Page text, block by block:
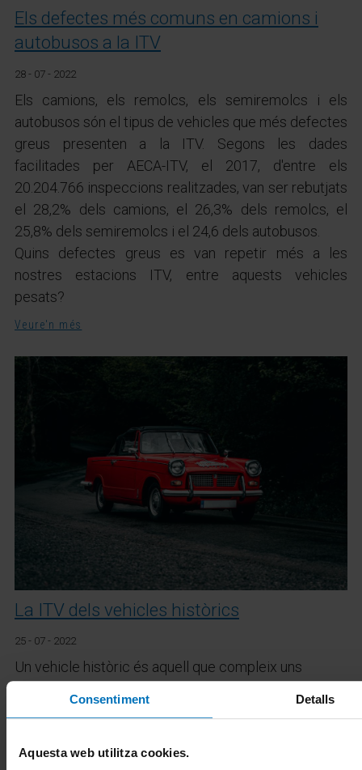
Consentiment Detalls
Aquesta web utilitza cookies.
Els defectes més comuns en camions i
autobusos a la ITV
28 - 07 - 2022
Els camions, els remolcs, els semiremolcs i els
autobusos són el tipus de vehicles que més defectes
greus presenten a la ITV. Segons les dades
facilitades per AECA-ITV, el 2017, d'entre els
20.204.766 inspeccions realitzades, van ser rebutjats
el 28,2% dels camions, el 26,3% dels remolcs, el
25,8% dels semiremolcs i el 24,6 dels autobusos.
Quins defectes greus es van repetir més a les
nostres estacions ITV, entre aquests vehicles
pesats?
Veure'n més
La ITV dels vehicles històrics
25 - 07 - 2022
Un vehicle històric és aquell que compleix uns
manera indistinta però no sempre són sinònims.